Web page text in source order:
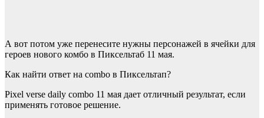
А вот потом уже перенесите нужны персонажей в ячейки для
героев нового комбо в Пиксельтаб 11 мая.
Как найти ответ на combo в Пиксельтап?
Pixel verse daily combo 11 мая дает отличный результат, если
применять готовое решение.